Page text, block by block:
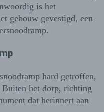
is het
gebouw gevestigd, een
hard getroffen,
Buiten het dorp, richting
dat herinnert aan